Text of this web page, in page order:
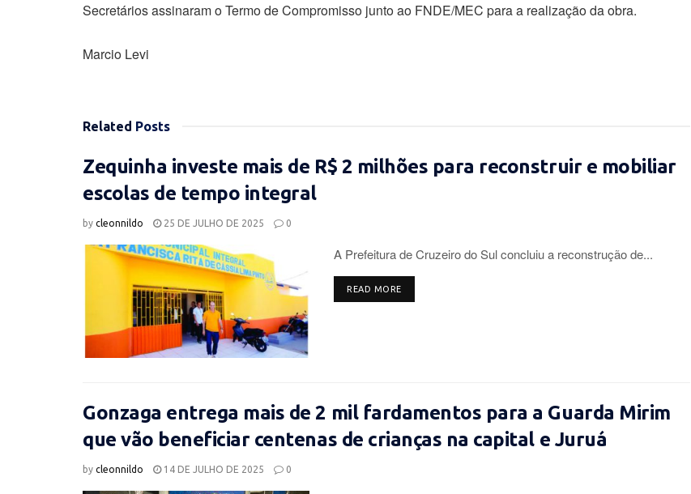
Secretários assinaram o Termo de Compromisso junto ao FNDE/MEC para a realização da obra.
Marcio Levi
Related Posts
Zequinha investe mais de R$ 2 milhões para reconstruir e mobiliar
escolas de tempo integral
by cleonnildo 25 DE JULHO DE 2025 0
A Prefeitura de Cruzeiro do Sul concluiu a reconstrução de...
READ MOREDETAILS
Gonzaga entrega mais de 2 mil fardamentos para a Guarda Mirim
que vão beneficiar centenas de crianças na capital e Juruá
by cleonnildo 14 DE JULHO DE 2025 0